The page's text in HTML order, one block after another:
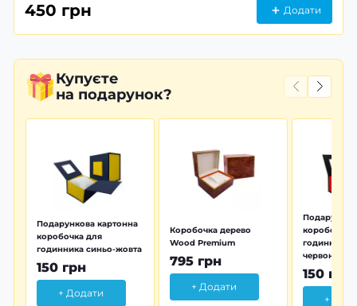
450 грн Додати
Купуєте
на подарунок?
Подарункова картонна
коробочка для
годинника синьо-жовта
150 грн
+ Додати
Коробочка дерево
Wood Premium
795 грн
+ Додати
коробочка
годинника
червона
150 грн
+